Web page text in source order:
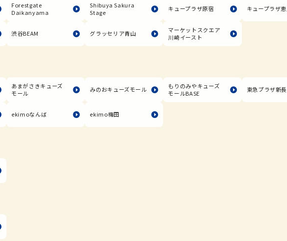
Forestgate
Daikanyama
Shibuya Sakura
Stage
キュープラザ原宿 キュープラザ
渋谷BEAM グラッセリア青山
マーケットスクエア
川崎イースト
あまがさきキューズ
モール
みのおキューズモール
もりのみやキューズ
モールBASE
東急プラザ新
ekimoなんば ekimo梅田